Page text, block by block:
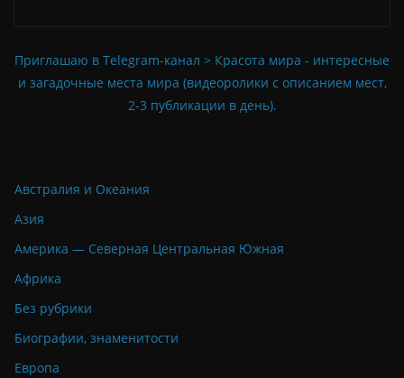
Приглашаю в Telegram-канал > Красота мира - интересные
и загадочные места мира (видеоролики с описанием мест,
2-3 публикации в день).
Австралия и Океания
Азия
Америка — Северная Центральная Южная
Африка
Без рубрики
Биографии, знаменитости
Европа